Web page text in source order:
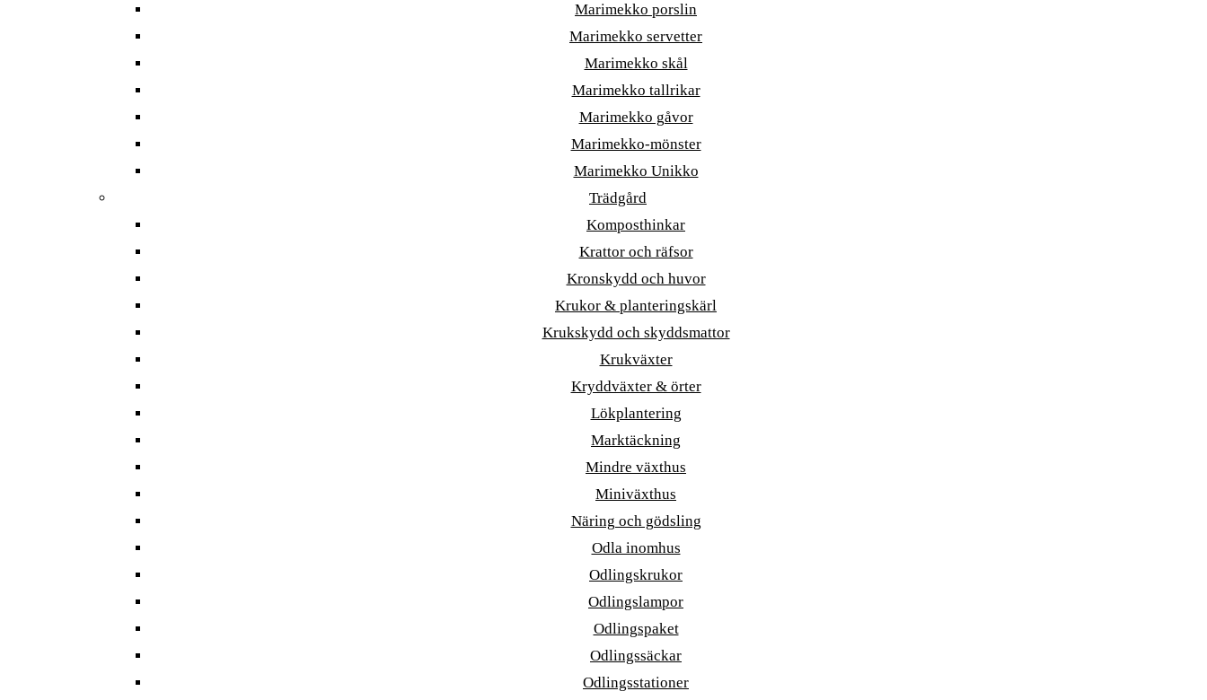
Marimekko porslin
Marimekko servetter
Marimekko skål
Marimekko tallrikar
Marimekko gåvor
Marimekko-mönster
Marimekko Unikko
Trädgård
Komposthinkar
Krattor och räfsor
Kronskydd och huvor
Krukor & planteringskärl
Krukskydd och skyddsmattor
Krukväxter
Kryddväxter & örter
Lökplantering
Marktäckning
Mindre växthus
Miniväxthus
Näring och gödsling
Odla inomhus
Odlingskrukor
Odlingslampor
Odlingspaket
Odlingssäckar
Odlingsstationer